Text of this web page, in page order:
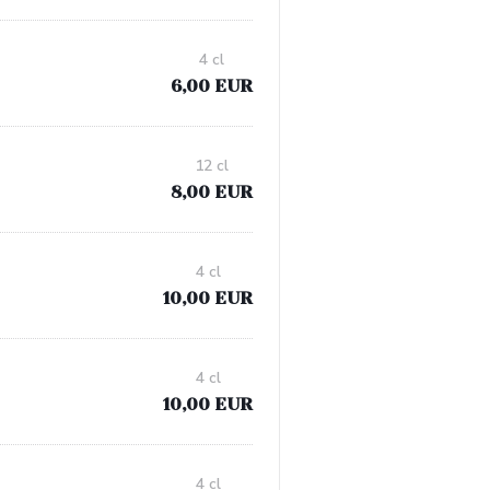
6,00 EUR
4 cl
8,00 EUR
12 cl
10,00 EUR
4 cl
10,00 EUR
4 cl
4 cl